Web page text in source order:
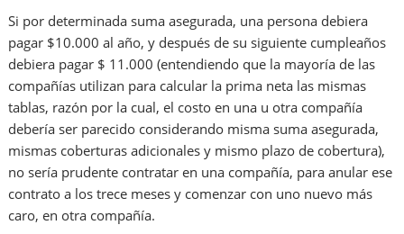
Si por determinada suma asegurada, una persona debiera
pagar $10.000 al año, y después de su siguiente cumpleaños
debiera pagar $ 11.000 (entendiendo que la mayoría de las
compañías utilizan para calcular la prima neta las mismas
tablas, razón por la cual, el costo en una u otra compañía
debería ser parecido considerando misma suma asegurada,
mismas coberturas adicionales y mismo plazo de cobertura),
no sería prudente contratar en una compañía, para anular ese
contrato a los trece meses y comenzar con uno nuevo más
caro, en otra compañía.